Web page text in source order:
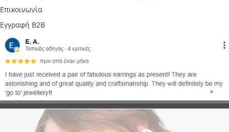
Επικοινωνία
Εγγραφή B2B